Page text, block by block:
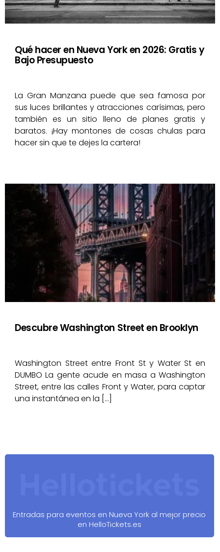
Qué hacer en Nueva York en 2026: Gratis y
Bajo Presupuesto
La Gran Manzana puede que sea famosa por
sus luces brillantes y atracciones carísimas, pero
también es un sitio lleno de planes gratis y
baratos. ¡Hay montones de cosas chulas para
hacer sin que te dejes la cartera!
Descubre Washington Street en Brooklyn
Washington Street entre Front St y Water St en
DUMBO La gente acude en masa a Washington
Street, entre las calles Front y Water, para captar
una instantánea en la […]
Entradas para eventos en Nueva York al mejor precio
en HelloTickets.es